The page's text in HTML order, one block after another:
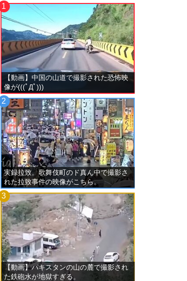
【動画】中国の山道で撮影された恐怖映
像が(((ﾟДﾟ)))
実録拉致。歌舞伎町のド真ん中で撮影さ
れた拉致事件の映像がこちら。
【動画】パキスタンの山の麓で撮影され
た鉄砲水が地獄すぎる。